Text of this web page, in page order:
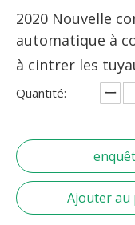
2020 Nouvelle
automatique à
à cintrer les
Quantité:
Ajouter au